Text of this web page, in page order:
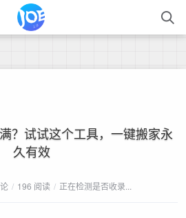
？试试这个工具，一键搬家永
久有效
/ 196 阅读 / 正在检测是否收录...